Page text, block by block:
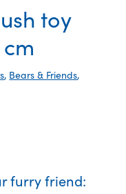
toy
, Bears & Friends,
furry friend: